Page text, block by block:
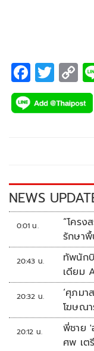
F
ac
e
k
T
wi
tt
C
o
p
k
NEWS
0:01 น.
“โครงสร้
รักษา
20:43 น.
ทัพนัก
เดียม
20:32 น.
‘ศุภมา
โฆษณา
20:12 น.
พี่ชาย '
ศพ เต